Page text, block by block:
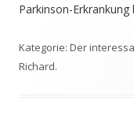
Parkinson-Erkrankung
Kategorie: Der
Richard.